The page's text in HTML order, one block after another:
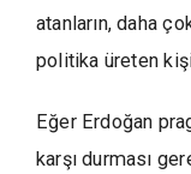
atanların, daha
politika üreten
Eğer Erdoğan
karşı durması